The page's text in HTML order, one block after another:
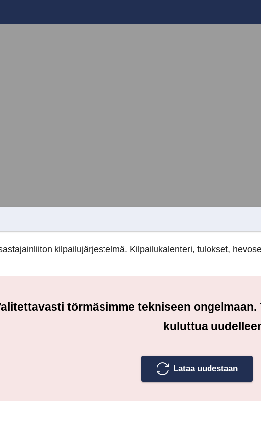
kilpailujärjestelmä. Kilpailukalenteri, tulokset,
törmäsimme tekniseen
kuluttua
Lataa uudestaan